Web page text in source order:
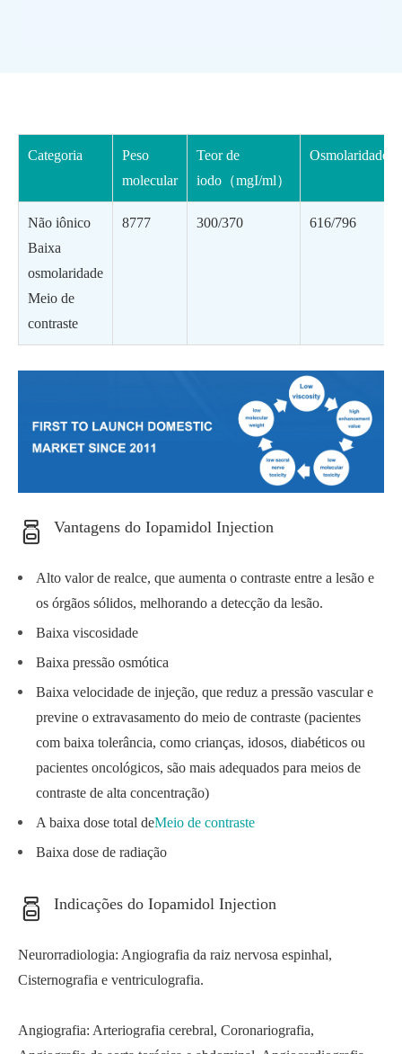
Categoria
Peso
molecular
Teor de
iodo（mgI/ml）
Não iônico
Baixa
osmolaridade
Meio de
contraste
8777 300/370 616/796
Vantagens do Iopamidol Injection
Alto valor de realce, que aumenta o contraste entre a lesão e
os órgãos sólidos, melhorando a detecção da lesão.
Baixa viscosidade
Baixa pressão osmótica
Baixa velocidade de injeção, que reduz a pressão vascular e
previne o extravasamento do meio de contraste (pacientes
com baixa tolerância, como crianças, idosos, diabéticos ou
pacientes oncológicos, são mais adequados para meios de
contraste de alta concentração)
A baixa dose total deMeio de contraste
Baixa dose de radiação
Indicações do Iopamidol Injection
Neurorradiologia: Angiografia da raiz nervosa espinhal,
Cisternografia e ventriculografia.
Angiografia: Arteriografia cerebral, Coronariografia,